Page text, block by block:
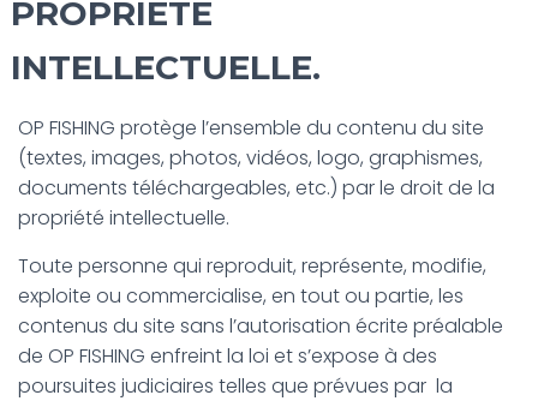
PROPRIÉTÉ
INTELLECTUELLE.
OP FISHING protège l’ensemble du contenu du site
(textes, images, photos, vidéos, logo, graphismes,
documents téléchargeables, etc.) par le droit de la
propriété intellectuelle.
Toute personne qui reproduit, représente, modifie,
exploite ou commercialise, en tout ou partie, les
contenus du site sans l’autorisation écrite préalable
de OP FISHING enfreint la loi et s’expose à des
poursuites judiciaires telles que prévues par la